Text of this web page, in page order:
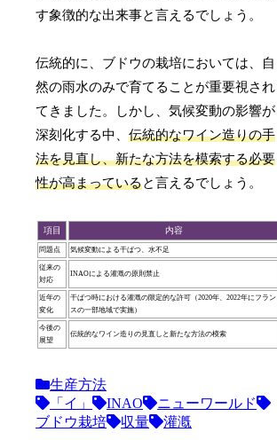
す象徴的な出来事と言えるでしょう。
伝統的に、ブドウの栽培においては、自
然の雨水のみで育てることが重要視され
てきました。しかし、気候変動の影響が
深刻化する中、伝統的なワイン造りの手
法を見直し、新たな方法を模索する必要
性が高まっていると言えるでしょう。
項目 内容
問題点 気候変動による干ばつ、水不足
従来の
対応
INAOによる灌漑の原則禁止
近年の
変化
干ばつ時における灌漑の限定的な許可（2020年、2022年にフラン
スの一部地域で実施）
今後の
展望
伝統的なワイン造りの見直しと新たな方法の模索
生産方法
「イ」
INAO
ニューワールド
ブドウ栽培
収量 灌漑